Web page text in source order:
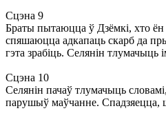
Сцэна 9
Браты пытаюцца ў Дзёмкі, хто
спяшаюцца адкапаць скарб да
гэта зрабіць. Селянін
Сцэна 10
Селянін пачаў тлумачыць
парушыў маўчанне. Спадзяецца,